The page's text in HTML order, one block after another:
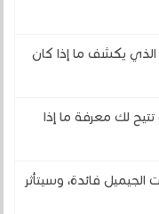
الذي يكشف ما إذا كان
لك معرفة ما إذا
فائدة، وسيتأثر